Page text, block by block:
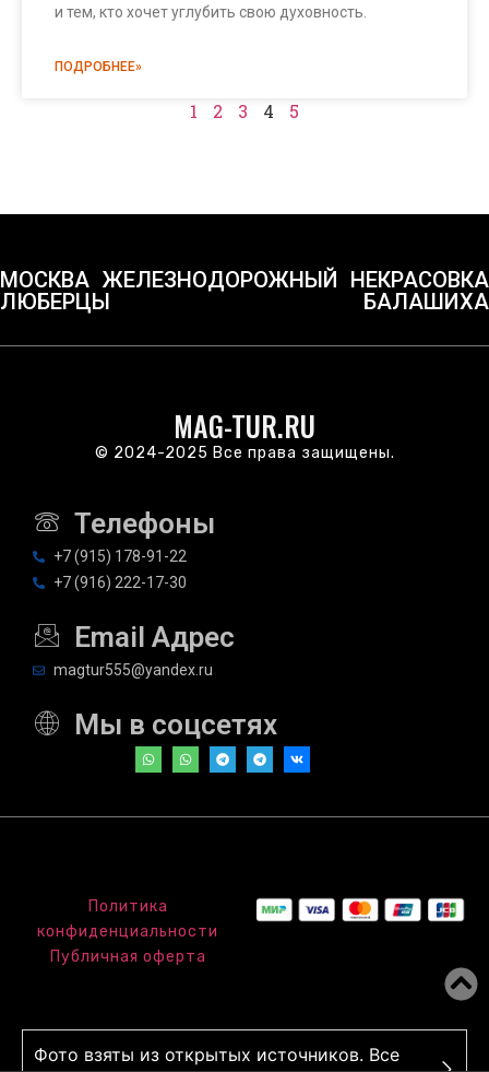
и тем, кто хочет углубить свою духовность.
ПОДРОБНЕЕ»
1 2 3 4 5
МОСКВА ЖЕЛЕЗНОДОРОЖНЫЙ НЕКРАСОВКА
ЛЮБЕРЦЫ
БАЛАШИХА
MAG-TUR.RU
© 2024-2025 Все права защищены.
Телефоны
+7 (915) 178-91-22
+7 (916) 222-17-30
Email Адрес
magtur555@yandex.ru
Мы в соцсетях
Политика
конфиденциальности
Публичная оферта
Фото взяты из открытых источников. Все